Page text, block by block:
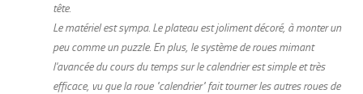
tête.
Le matériel est sympa. Le plateau est joliment décoré, à monter un
peu comme un puzzle. En plus, le système de roues mimant
l'avancée du cours du temps sur le calendrier est simple et très
efficace, vu que la roue "calendrier" fait tourner les autres roues de